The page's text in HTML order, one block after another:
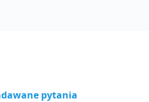
pytania